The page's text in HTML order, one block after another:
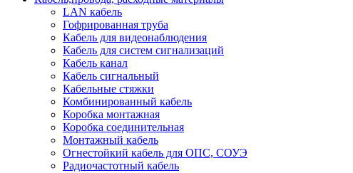
LAN кабель
Гофрированная труба
Кабель для видеонаблюдения
Кабель для систем сигнализаций
Кабель канал
Кабель сигнальный
Кабельные стяжки
Комбинированный кабель
Коробка монтажная
Коробка соединительная
Монтажный кабель
Огнестойкий кабель для ОПС, СОУЭ
Радиочастотный кабель